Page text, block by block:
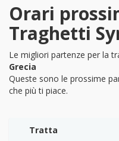
Orari
Traghetti
Le migliori partenze per la
Grecia
Queste sono le prossime
che più ti piace.
Tratta